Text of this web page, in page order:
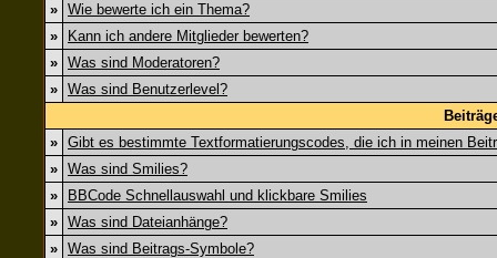
» Wie bewerte ich ein Thema?
»
Kann ich andere Mitglieder bewerten?
» Was sind Moderatoren?
» Was sind Benutzerlevel?
» Gibt es bestimmte Textformatierungscodes, die ich in meinen
» Was sind Smilies?
»
BBCode Schnellauswahl und klickbare Smilies
» Was sind Dateianhänge?
» Was sind Beitrags-Symbole?